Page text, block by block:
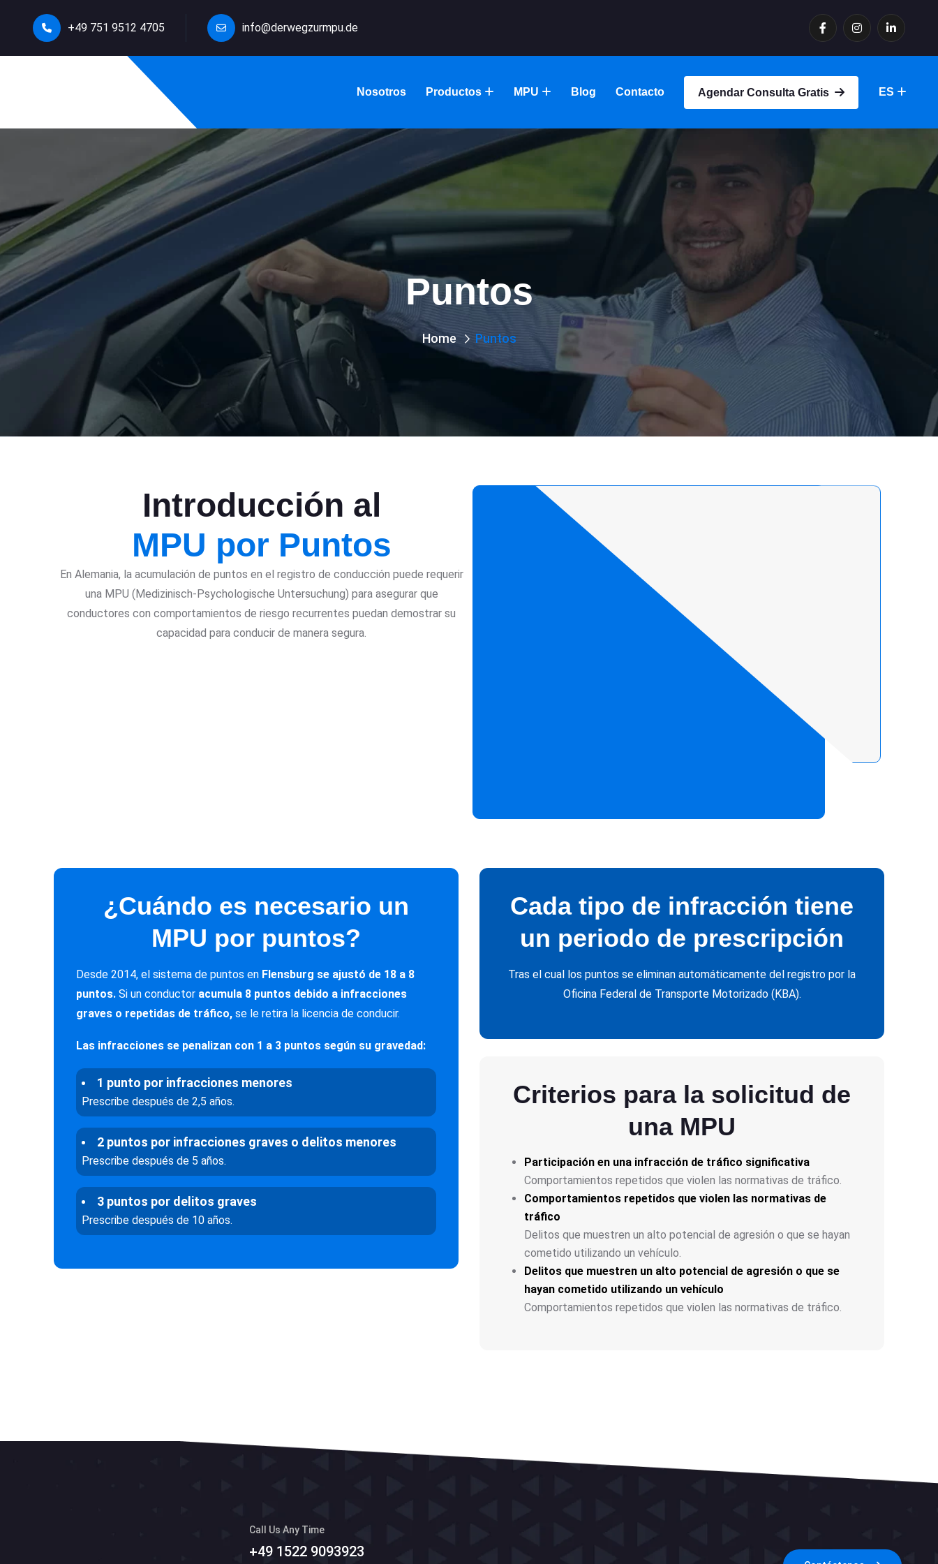
+49 751 9512 4705 info@derwegzurmpu.de
Nosotros Productos MPU Blog Contacto Agendar Consulta Gratis ES
Puntos
Home Puntos
Introducción al
MPU por Puntos
En Alemania, la acumulación de puntos en el registro de conducción puede requerir
una MPU (Medizinisch-Psychologische Untersuchung) para asegurar que
conductores con comportamientos de riesgo recurrentes puedan demostrar su
capacidad para conducir de manera segura.
¿Cuándo es necesario un
MPU por puntos?
Desde 2014, el sistema de puntos en Flensburg se ajustó de 18 a 8
puntos. Si un conductor acumula 8 puntos debido a infracciones
graves o repetidas de tráfico, se le retira la licencia de conducir.
Las infracciones se penalizan con 1 a 3 puntos según su gravedad:
1 punto por infracciones menores
Prescribe después de 2,5 años.
2 puntos por infracciones graves o delitos menores
Prescribe después de 5 años.
3 puntos por delitos graves
Prescribe después de 10 años.
Cada tipo de infracción tiene
un periodo de prescripción
Tras el cual los puntos se eliminan automáticamente del registro por la
Oficina Federal de Transporte Motorizado (KBA).
Criterios para la solicitud de
una MPU
Participación en una infracción de tráfico significativa
Comportamientos repetidos que violen las normativas de tráfico.
Comportamientos repetidos que violen las normativas de
tráfico
Delitos que muestren un alto potencial de agresión o que se hayan
cometido utilizando un vehículo.
Delitos que muestren un alto potencial de agresión o que se
hayan cometido utilizando un vehículo
Comportamientos repetidos que violen las normativas de tráfico.
Call Us Any Time
+49 1522 9093923